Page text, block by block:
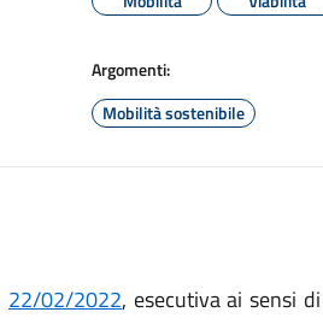
Argomenti:
Mobilità sostenibile
22/02/2022, esecutiva ai sensi